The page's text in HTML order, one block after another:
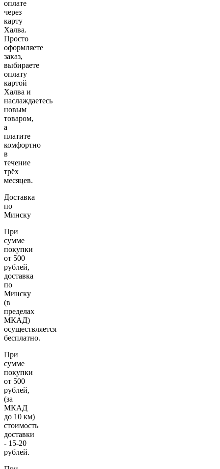
оплате
через
карту
Халва.
Просто
оформляете
заказ,
выбираете
оплату
картой
Халва и
наслаждаетесь
новым
товаром,
а
платите
комфортно
в
течение
трёх
месяцев.
Доставка
по
Минску
При
сумме
покупки
от 500
рублей,
доставка
по
Минску
(в
пределах
МКАД)
осуществляется
бесплатно.
При
сумме
покупки
от 500
рублей,
(за
МКАД
до 10 км)
стоимость
доставки
- 15-20
рублей.